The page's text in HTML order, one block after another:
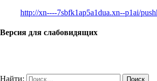
http://xn----7sbfk1ap5a1dua.xn--p1ai/
Версия для слабовидящих
Найти: